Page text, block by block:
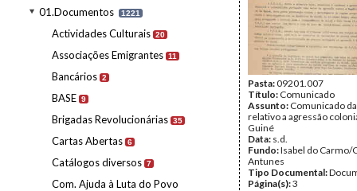
01.Documentos 1221
Actividades Culturais 20
Associações Emigrantes 11
Bancários 2
BASE 9
Brigadas Revolucionárias 35
Cartas Abertas 6
Catálogos diversos 7
Com. Ajuda à Luta do Povo
Pasta:09201.007
Título: Comunicado
Assunto: Comunicado
relativo a agressão
Guiné
Data: s.d.
Fundo:Isabel do Carmo/
Antunes
Tipo Documental:
Página(s):3